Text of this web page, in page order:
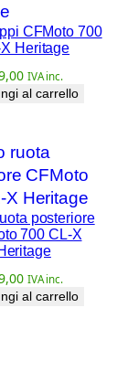
CFMoto 700
Heritage
IVA inc.
al carrello
posteriore
700 CL-X
IVA inc.
al carrello